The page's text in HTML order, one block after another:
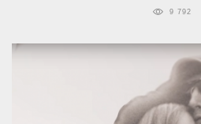
9 792